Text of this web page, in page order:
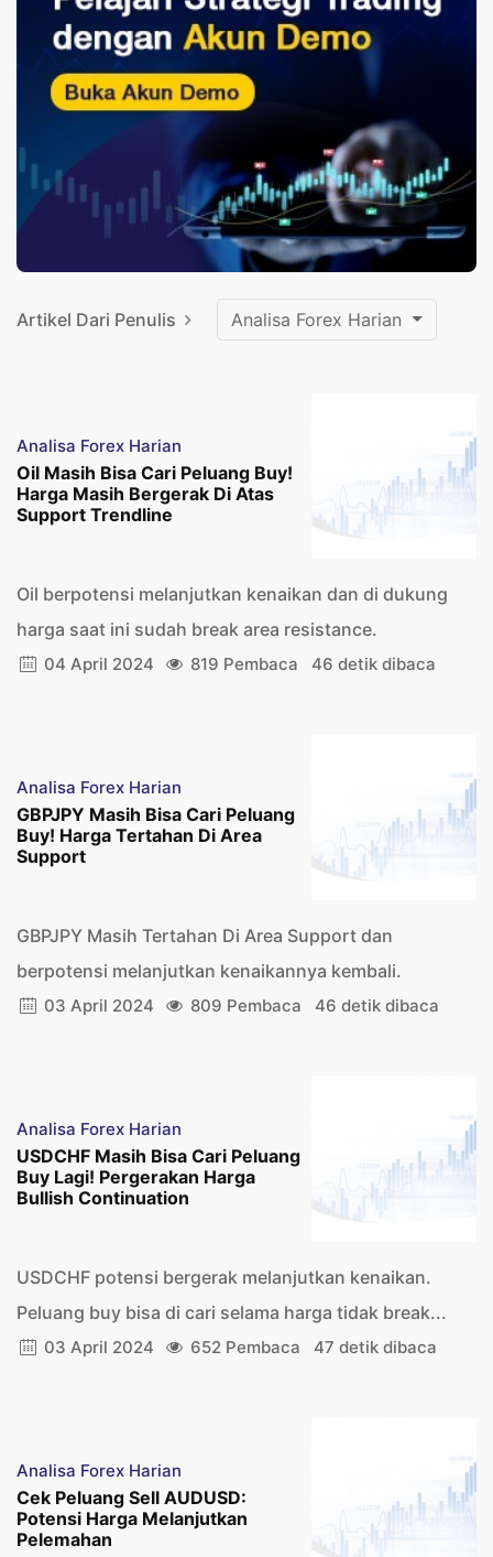
Artikel Dari Penulis Analisa Forex Harian
Analisa Forex Harian
Oil Masih Bisa Cari Peluang Buy!
Harga Masih Bergerak Di Atas
Support Trendline
Oil berpotensi melanjutkan kenaikan dan di dukung
harga saat ini sudah break area resistance.
04 April 2024 819 Pembaca 46 detik dibaca
Analisa Forex Harian
GBPJPY Masih Bisa Cari Peluang
Buy! Harga Tertahan Di Area
Support
GBPJPY Masih Tertahan Di Area Support dan
berpotensi melanjutkan kenaikannya kembali.
03 April 2024 809 Pembaca 46 detik dibaca
Analisa Forex Harian
USDCHF Masih Bisa Cari Peluang
Buy Lagi! Pergerakan Harga
Bullish Continuation
USDCHF potensi bergerak melanjutkan kenaikan.
Peluang buy bisa di cari selama harga tidak break...
03 April 2024 652 Pembaca 47 detik dibaca
Analisa Forex Harian
Cek Peluang Sell AUDUSD:
Potensi Harga Melanjutkan
Pelemahan